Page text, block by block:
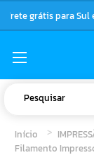
Frete grátis para
Início
Filamento